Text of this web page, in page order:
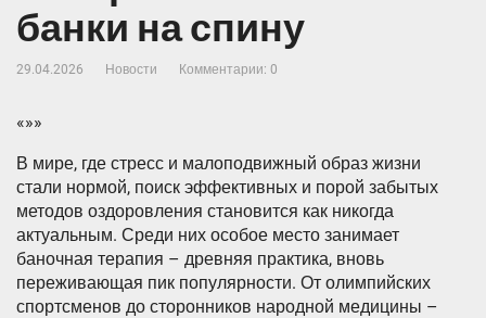
банки на спину
29.04.2026 Новости Комментарии: 0
«»»
В мире, где стресс и малоподвижный образ жизни
стали нормой, поиск эффективных и порой забытых
методов оздоровления становится как никогда
актуальным. Среди них особое место занимает
баночная терапия – древняя практика, вновь
переживающая пик популярности. От олимпийских
спортсменов до сторонников народной медицины –